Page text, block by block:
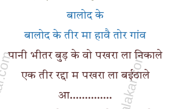
बालोद के
बालोद के तीर मा हावै तोर गांव
पानी भीतर बुड़ के वो पखरा ला निकाले
एक तीर रद्दा म पखरा ला बईठाले
आ..............